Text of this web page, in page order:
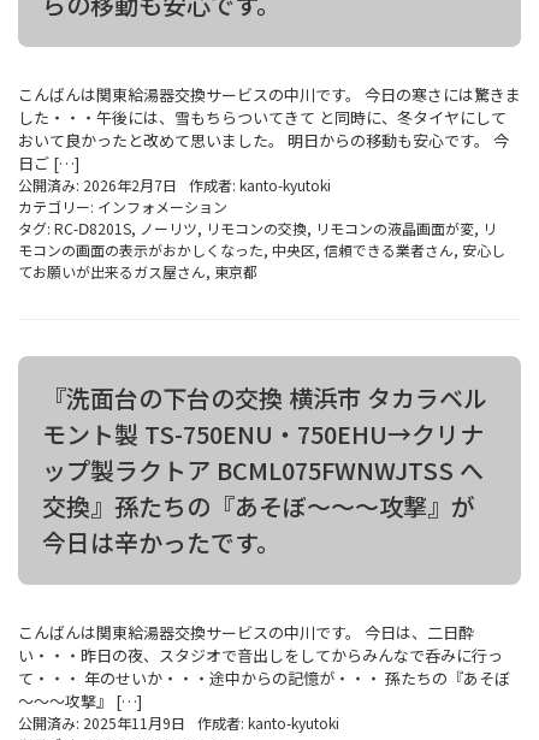
こんばんは関東給湯器交換サービスの中川です。 今日の寒さには驚きま
した・・・午後には、雪もちらついてきて と同時に、冬タイヤにして
おいて良かったと改めて思いました。 明日からの移動も安心です。 今
日ご […]
公開済み: 2026年2月7日 作成者: kanto-kyutoki
カテゴリー: インフォメーション
タグ: RC-Ⅾ8201S, ノーリツ, リモコンの交換, リモコンの液晶画面が変, リ
モコンの画面の表示がおかしくなった, 中央区, 信頼できる業者さん, 安心し
てお願いが出来るガス屋さん, 東京都
『洗面台の下台の交換 横浜市 タカラベル
モント製 TS-750ENU・750EHU→クリナ
ップ製ラクトア BCML075FWNWJTSS へ
交換』孫たちの『あそぼ～～～攻撃』が
今日は辛かったです。
こんばんは関東給湯器交換サービスの中川です。 今日は、二日酔
い・・・昨日の夜、スタジオで音出しをしてからみんなで呑みに行っ
て・・・ 年のせいか・・・途中からの記憶が・・・ 孫たちの『あそぼ
～～～攻撃』 […]
公開済み: 2025年11月9日 作成者: kanto-kyutoki